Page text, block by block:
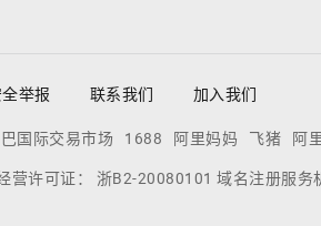
全举报 联系我们 加入我们
国际交易市场 1688 阿里妈妈 飞猪 阿
营许可证： 浙B2-20080101 域名注册服务